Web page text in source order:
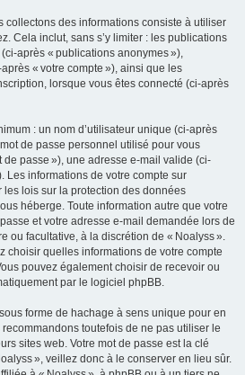
collectons des informations consiste à utiliser
Cela inclut, sans s’y limiter : les publications
après « publications anonymes »),
« votre compte »), ainsi que les
lorsque vous êtes connecté (ci-après
: un nom d’utilisateur unique (ci-après
de passe personnel utilisé pour vous
de passe »), une adresse e-mail valide (ci-
Les informations de votre compte sur
les lois sur la protection des données
héberge. Toute information autre que votre
et votre adresse e-mail demandée lors de
ou facultative, à la discrétion de « Noalyss ».
choisir quelles informations de votre compte
pouvez également choisir de recevoir ou
par le logiciel phpBB.
forme de hachage à sens unique pour en
toutefois de ne pas utiliser le
sites web. Votre mot de passe est la clé
», veillez donc à le conserver en lieu sûr.